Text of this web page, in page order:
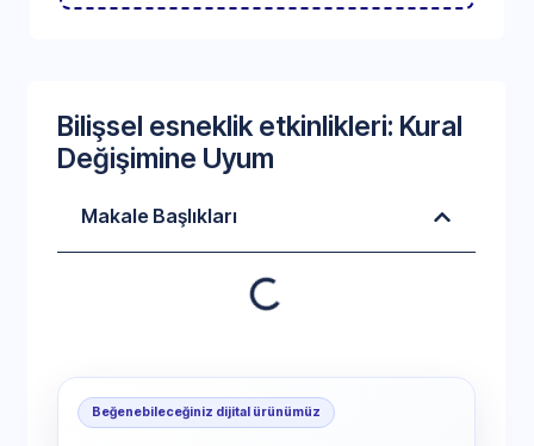
Bilişsel esneklik etkinlikleri: Kural
Değişimine Uyum
Makale Başlıkları
Beğenebileceğiniz dijital ürünümüz